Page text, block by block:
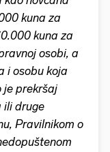
kuna za
kuna za
osobi, a
i osobu koja
je prekršaj
ili druge
Pravilnikom o